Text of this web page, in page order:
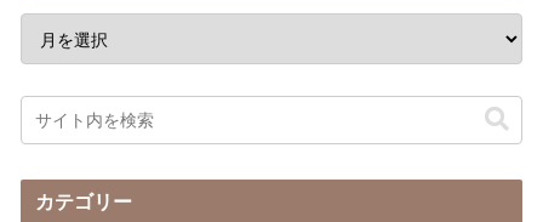
カテゴリー